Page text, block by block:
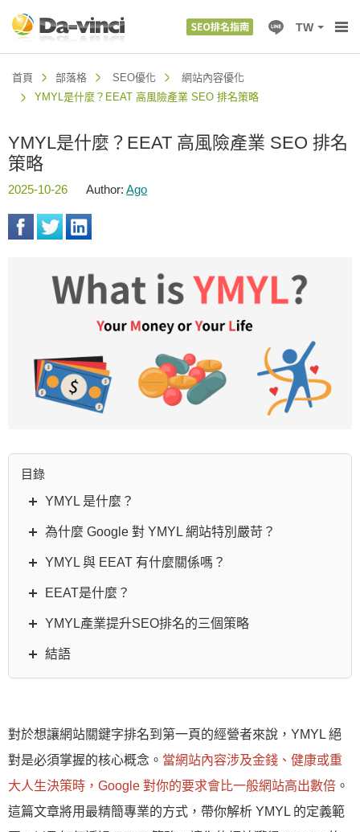
TW
首頁 部落格 SEO優化
網站內容優化
YMYL是什麼？EEAT 高風險產業 SEO 排名策略
YMYL是什麼？EEAT 高風險產業 SEO 排名
策略
2025-10-26 Author: Ago
目錄
YMYL 是什麼？
為什麼 Google 對 YMYL 網站特別嚴苛？
YMYL 與 EEAT 有什麼關係嗎？
EEAT是什麼？
YMYL產業提升SEO排名的三個策略
結語
對於想讓網站關鍵字排名到第一頁的經營者來說，YMYL 絕
對是必須掌握的核心概念。 當網站內容涉及金錢、健康或重
大人生決策時，Google 對你的要求會比一般網站高出數倍 。
這篇文章將用最精簡專業的方式，帶你解析 YMYL 的定義範